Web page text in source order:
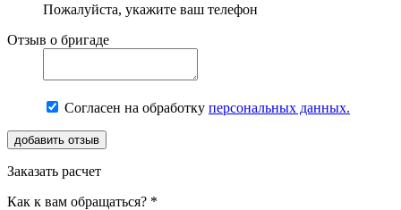
Пожалуйста, укажите ваш телефон
Отзыв о бригаде
Согласен на обработку персональных данных.
Заказать расчет
Как к вам обращаться? *